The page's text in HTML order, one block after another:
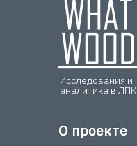
Исследования и
аналитика в ЛПК
О проекте
О проекте